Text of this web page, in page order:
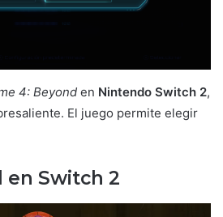
4: Beyond en Nintendo Switch 2,
El juego permite elegir
Switch 2